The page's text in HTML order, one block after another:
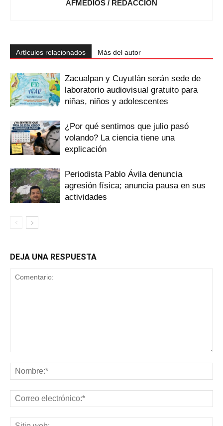
AFMEDIOS / REDACCIÓN
Artículos relacionados Más del autor
Zacualpan y Cuyutlán serán sede de
laboratorio audiovisual gratuito para
niñas, niños y adolescentes
¿Por qué sentimos que julio pasó
volando? La ciencia tiene una
explicación
Periodista Pablo Ávila denuncia
agresión física; anuncia pausa en sus
actividades
DEJA UNA RESPUESTA